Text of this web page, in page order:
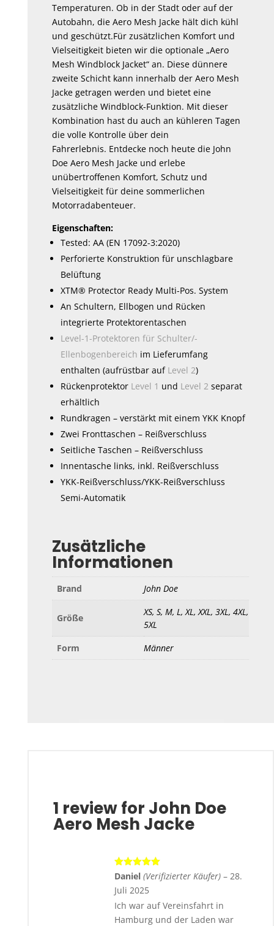
Temperaturen. Ob in der Stadt oder auf der
Autobahn, die Aero Mesh Jacke hält dich kühl
und geschützt.Für zusätzlichen Komfort und
Vielseitigkeit bieten wir die optionale „Aero
Mesh Windblock Jacket“ an. Diese dünnere
zweite Schicht kann innerhalb der Aero Mesh
Jacke getragen werden und bietet eine
zusätzliche Windblock-Funktion. Mit dieser
Kombination hast du auch an kühleren Tagen
die volle Kontrolle über dein
Fahrerlebnis. Entdecke noch heute die John
Doe Aero Mesh Jacke und erlebe
unübertroffenen Komfort, Schutz und
Vielseitigkeit für deine sommerlichen
Motorradabenteuer.
Eigenschaften:
Tested: AA (EN 17092-3:2020)
Perforierte Konstruktion für unschlagbare
Belüftung
XTM® Protector Ready Multi-Pos. System
An Schultern, Ellbogen und Rücken
integrierte Protektorentaschen
Level-1-Protektoren für Schulter/-
Ellenbogenbereich im Lieferumfang
enthalten (aufrüstbar auf Level 2)
Rückenprotektor Level 1 und Level 2 separat
erhältlich
Rundkragen – verstärkt mit einem YKK Knopf
Zwei Fronttaschen – Reißverschluss
Seitliche Taschen – Reißverschluss
Innentasche links, inkl. Reißverschluss
YKK-Reißverschluss/YKK-Reißverschluss
Semi-Automatik
Zusätzliche
Informationen
Brand John Doe
Größe
XS, S, M, L, XL, XXL, 3XL, 4XL,
5XL
Form
Männer
1 review for John Doe
Aero Mesh Jacke
Bewertet
mit5von 5
Daniel (Verifizierter Käufer) – 28.
Juli 2025
Ich war auf Vereinsfahrt in
Hamburg und der Laden war